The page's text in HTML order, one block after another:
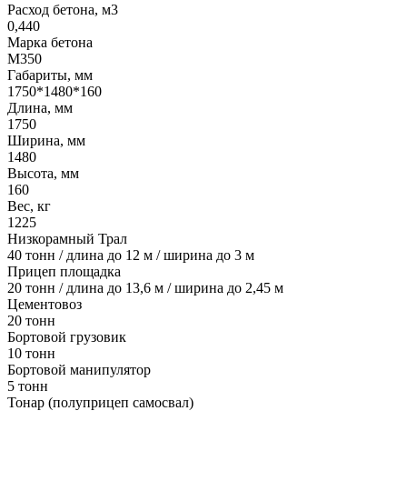
Расход бетона, м3
0,440
Марка бетона
М350
Габариты, мм
1750*1480*160
Длина, мм
1750
Ширина, мм
1480
Высота, мм
160
Вес, кг
1225
Низкорамный Трал
40 тонн / длина до 12 м / ширина до 3 м
Прицеп площадка
20 тонн / длина до 13,6 м / ширина до 2,45 м
Цементовоз
20 тонн
Бортовой грузовик
10 тонн
Бортовой манипулятор
5 тонн
Тонар (полуприцеп самосвал)